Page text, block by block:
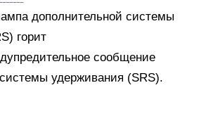
дополнительной системы
горит
сообщение
удерживания (SRS).